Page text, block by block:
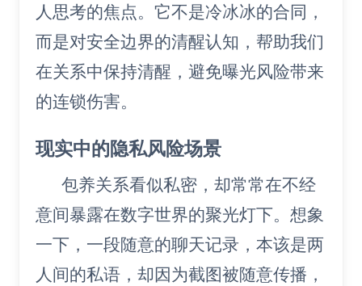
人思考的焦点。它不是冷冰冰的合同，
而是对安全边界的清醒认知，帮助我们
在关系中保持清醒，避免曝光风险带来
的连锁伤害。
现实中的隐私风险场景
包养关系看似私密，却常常在不经
意间暴露在数字世界的聚光灯下。想象
一下，一段随意的聊天记录，本该是两
人间的私语，却因为截图被随意传播，